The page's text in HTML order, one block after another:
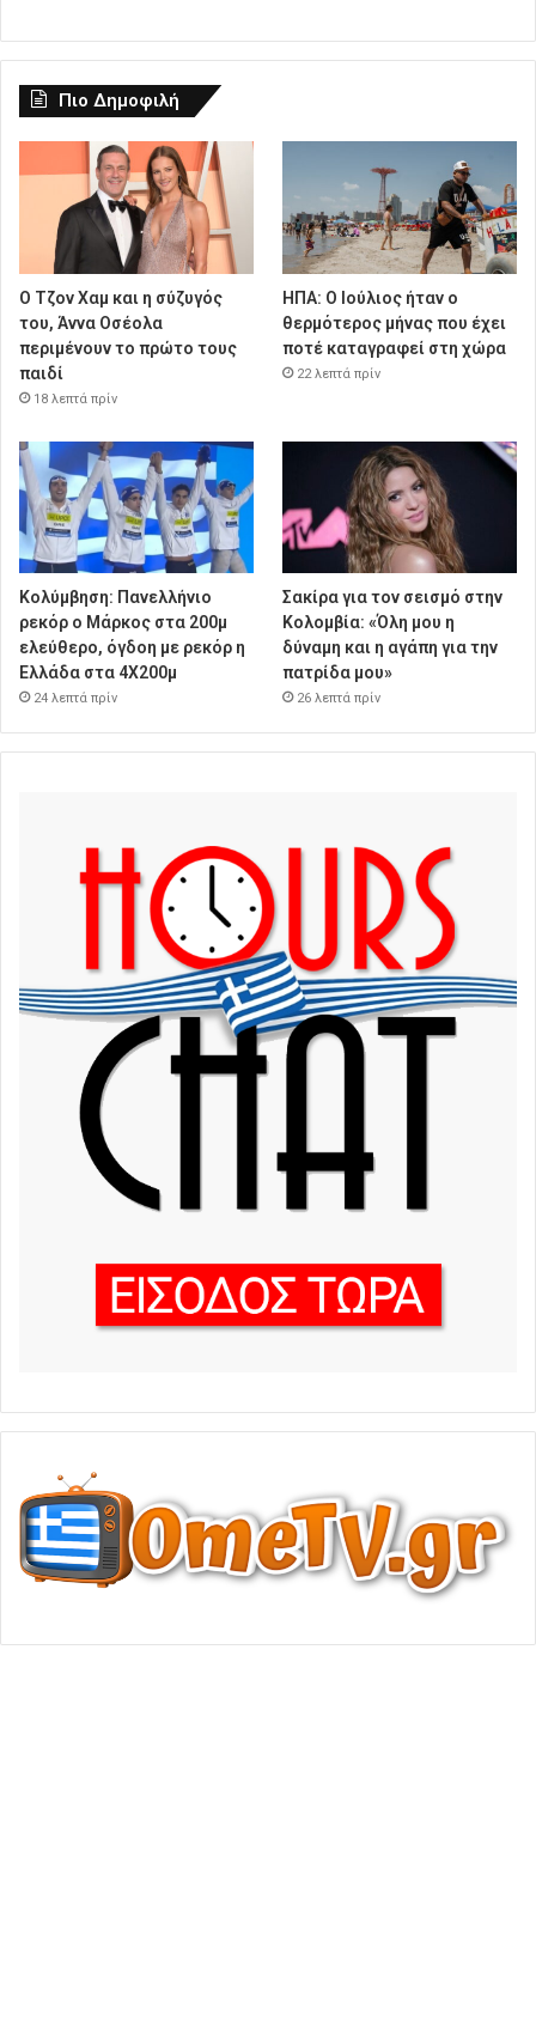
Πιο Δημοφιλή
Ο Τζον Χαμ και η σύζυγός
του, Άννα Οσέολα
περιμένουν το πρώτο τους
παιδί
18 λεπτά πρίν
ΗΠΑ: Ο Ιούλιος ήταν ο
θερμότερος μήνας που έχει
ποτέ καταγραφεί στη χώρα
22 λεπτά πρίν
Κολύμβηση: Πανελλήνιο
ρεκόρ ο Μάρκος στα 200μ
ελεύθερο, όγδοη με ρεκόρ η
Ελλάδα στα 4Χ200μ
24 λεπτά πρίν
Σακίρα για τον σεισμό στην
Κολομβία: «Όλη μου η
δύναμη και η αγάπη για την
πατρίδα μου»
26 λεπτά πρίν